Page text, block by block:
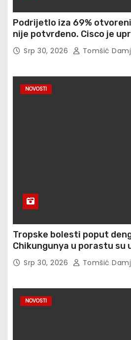
Podrijetlo iza 69%
nije potvrđeno. Cisco je
900 otisaka prstiju
Srp 30, 2026 Tomšić
NOVOSTI
Tropske bolesti poput
Chikungunya u porastu su
Srp 30, 2026 Tomšić
NOVOSTI